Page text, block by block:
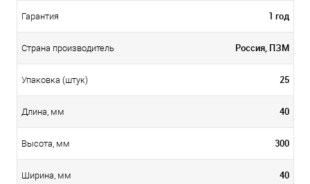
Гарантия 1 год
Страна производитель Россия, ПЗМ
Упаковка (штук) 25
Длина, мм 40
Высота, мм 300
Ширина, мм 40